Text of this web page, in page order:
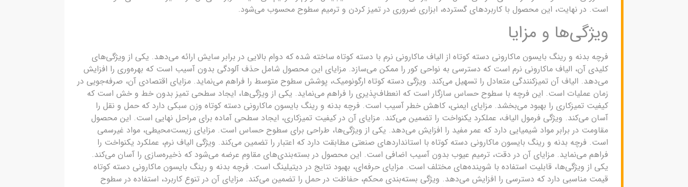
است. در نهایت، این محصول با کاربردهای گسترده، ابزاری ضروری در تمیز کردن و ترمیم سطوح محسوب می‌شود.
ویژگی‌ها و مزایا
فرچه بدنه و رینگ بایسون ماکارونی دسته کوتاه از الیاف ماکارونی نرم با دسته کوتاه ساخته شده که دوام بالایی در برابر سایش ارائه می‌دهد. یکی از ویژگی‌های
کلیدی آن، الیاف ماکارونی نرم است که دسترسی به نواحی کور را ممکن می‌سازد. مزایای این محصول شامل حذف آلودگی بدون آسیب است که بهره‌وری را افزایش
می‌دهد. الیاف آن تمیزکنندگی متعادل را تسهیل می‌کند. ویژگی دسته کوتاه ارگونومیک، پوشش سطوح متوسط را فراهم می‌نماید. مزایای اقتصادی آن، صرفه‌جویی در
زمان عملیات است. این فرچه با سطوح حساس سازگار است که انعطاف‌پذیری را فراهم می‌نماید. یکی از ویژگی‌ها، ایجاد سطحی تمیز بدون خط و خش است که
کیفیت تمیزکاری را بهبود می‌بخشد. مزایای ایمنی، کاهش خطر آسیب است. فرچه بدنه و رینگ بایسون ماکارونی دسته کوتاه وزن سبکی دارد که حمل و نقل را
آسان می‌کند. ویژگی فرمول الیاف، عملکرد یکنواخت را تضمین می‌کند. مزایای آن در کیفیت تمیزکاری، ایجاد سطحی آماده برای مراحل نهایی است. این محصول
مقاومت در برابر مواد شیمیایی دارد که عمر مفید را افزایش می‌دهد. یکی از ویژگی‌ها، طراحی برای سطوح حساس است. مزایای زیست‌محیطی، مواد غیرسمی
است. فرچه بدنه و رینگ بایسون ماکارونی دسته کوتاه با استانداردهای صنعتی مطابقت دارد که اعتبار را تضمین می‌کند. ویژگی الیاف نرم، عملکرد یکنواخت را
فراهم می‌نماید. مزایای آن در دقت، ترمیم عیوب بدون آسیب اضافی است. این محصول در بسته‌بندی‌های مقاوم عرضه می‌شود که ذخیره‌سازی را آسان می‌کند.
یکی از ویژگی‌ها، قابلیت استفاده با شوینده‌های مختلف است. مزایای حرفه‌ای، بهبود نتایج در دیتیلینگ است. فرچه بدنه و رینگ بایسون ماکارونی دسته کوتاه
قیمت مناسبی دارد که دسترسی را افزایش می‌دهد. ویژگی بسته‌بندی محکم، حفاظت در حمل را تضمین می‌کند. مزایای آن در تنوع کاربرد، استفاده در سطوح